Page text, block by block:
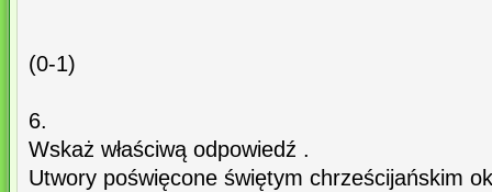
(0-1)
6.
Wskaż właściwą odpowiedź .
Utwory poświęcone świętym chrześcijańskim